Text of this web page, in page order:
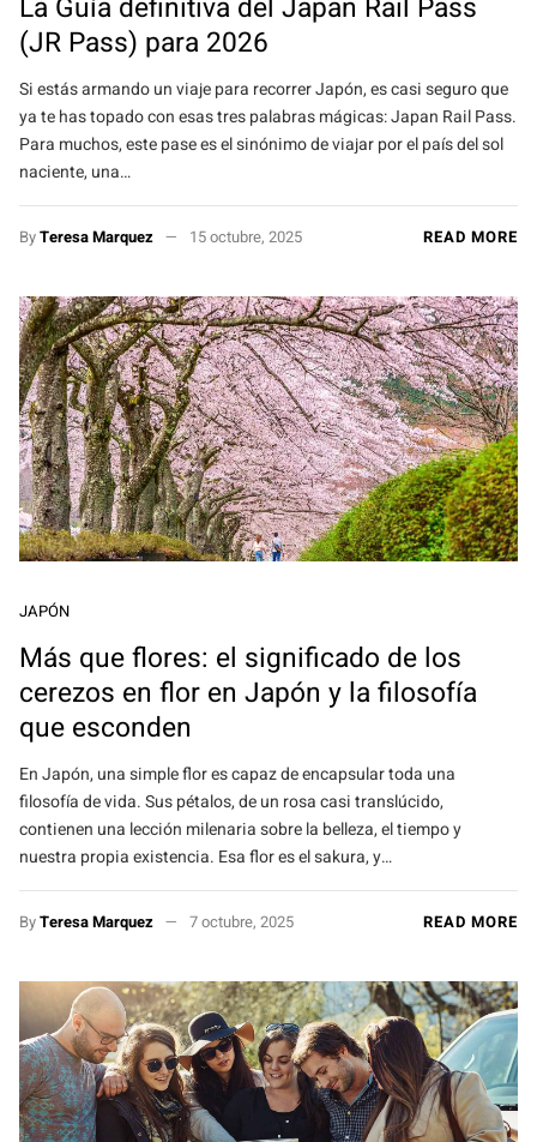
La Guía definitiva del Japan Rail Pass
(JR Pass) para 2026
Si estás armando un viaje para recorrer Japón, es casi seguro que
ya te has topado con esas tres palabras mágicas: Japan Rail Pass.
Para muchos, este pase es el sinónimo de viajar por el país del sol
naciente, una…
ByTeresa Marquez 15 octubre, 2025 READ MORE
JAPÓN
Más que flores: el significado de los
cerezos en flor en Japón y la filosofía
que esconden
En Japón, una simple flor es capaz de encapsular toda una
filosofía de vida. Sus pétalos, de un rosa casi translúcido,
contienen una lección milenaria sobre la belleza, el tiempo y
nuestra propia existencia. Esa flor es el sakura, y…
ByTeresa Marquez 7 octubre, 2025 READ MORE